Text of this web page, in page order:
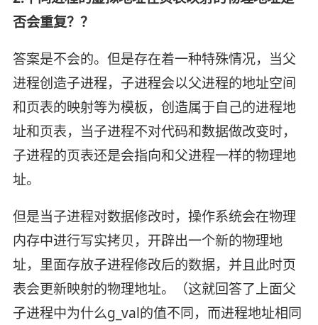
否会重复？？
答案是不会的。但是存在着一种特殊情况，当父
进程创造子进程，子进程会以父进程的地址空间
和页表的映射等为模板，创造属于自己的进程地
址和页表，当子进程不对代码和数据做改变时，
子进程的页表还是会指向和父进程一样的物理地
址。
但是当子进程对数据修改时，操作系统会在物理
内存中进行写实拷贝，开辟出一个新的物理地
址，里面存放子进程修改后的数据，并且此时页
表会更新映射的物理地址。（这就回答了上面父
子进程中为什么g_val的值不同，而进程地址相同